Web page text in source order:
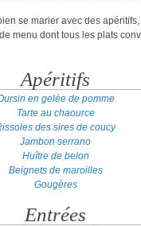
se marier avec des
menu dont tous les plats
Apéritifs
en gelée de pomme
Tarte au chaource
des sires de coucy
Jambon serrano
Huître de belon
Beignets de maroilles
Gougères
Entrées